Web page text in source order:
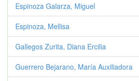
Espinoza Galarza, Miguel
Espinoza, Mellisa
Gallegos Zurita, Diana Ercilia
Guerrero Bejarano, María Auxiliadora